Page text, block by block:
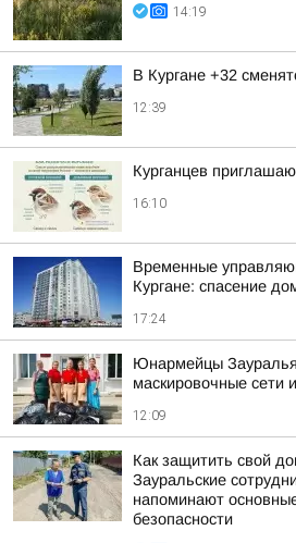
14:19
В Кургане +32
12:39
Курганцев
16:10
Временные
Кургане: спасение
17:24
Юнармейцы
маскировочные сети
12:09
Как защитить свой
Зауральские
напоминают
безопасности